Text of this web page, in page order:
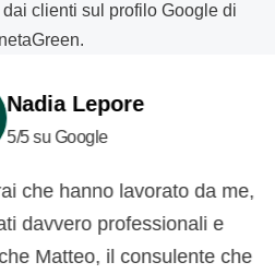
clienti sul profilo Google di
Lepore
Google
hanno lavorato da me,
professionali e
il consulente che